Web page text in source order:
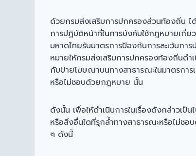
ด้วยกรมส่งเสริมการปกครองส่วนท้องถิ่น ไ
การปฏิบัติหน้าที่ในการบังคับใช้กฎหมายเกี่
มหาดไทยรับมาตรการป้องกันการละเว้นก
หมายให้กรมส่งเสริมการปกครองท้องถิ่นดำ
กับป้ายโฆษณาบนทางสาธารณะในมาตรการ
หรือไม่ชอบด้วยกฎหมาย นั้น
ดังนั้น เพื่อให้ดำเนินการในเรื่องดังกล่าวเ
หรือสิ่งอื่นใดที่รุกล้ำทางสาธารณะหรือไม่ช
ๆ ดังนี้